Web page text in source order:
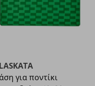
για ποντίκι